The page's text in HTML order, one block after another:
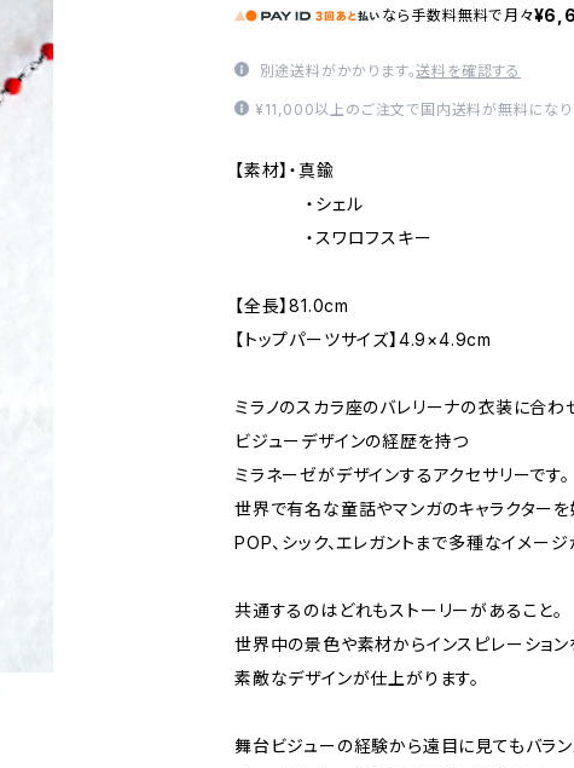
なら 手数料無料で 月々
別途送料がかかります。送料を確認する
¥11,000以上のご注文で国内送料が無料になり
【素材】・真鍮
・シェル
・スワロフスキー
【全長】81.0cm
【トップパーツサイズ】4.9×4.9cm
ミラノのスカラ座のバレリーナの衣装に合わ
ビジューデザインの経歴を持つ
ミラネーゼがデザインするアクセサリーです。
世界で有名な童話やマンガのキャラクターを
POP、シック、エレガントまで多種なイメージ
共通するのはどれもストーリーがあること。
世界中の景色や素材からインスピレーション
素敵なデザインが仕上がります。
舞台ビジューの経験から遠目に見てもバラン